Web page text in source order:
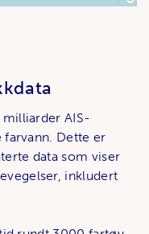
AIS-
Dette er
data som viser
inkludert